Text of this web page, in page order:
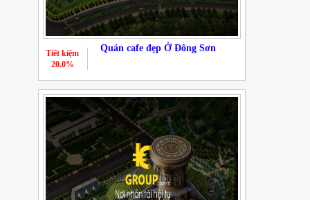
Quán cafe đẹp Ở Đông Sơn
Tiết kiệm
20.0%